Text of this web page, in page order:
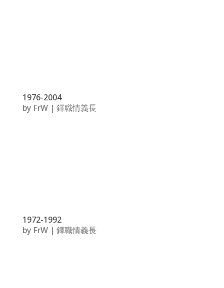
1976-2004
by FrW| 鐸職情義長
1972-1992
by FrW| 鐸職情義長